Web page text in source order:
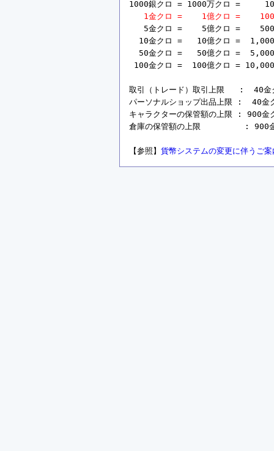
1000銀クロ = 1000万クロ =
1金クロ =    1億クロ =
5金クロ =    5億クロ =
10金クロ =   10億クロ =
50金クロ =   50億クロ =
100金クロ =  100億クロ =
取引（トレード）取引上限   :  40
パーソナルショップ出品上限 :
キャラクターの保管額の上限 : 900
倉庫の保管額の上限         : 900
【参照】 貨幣システムの変更に伴うご案